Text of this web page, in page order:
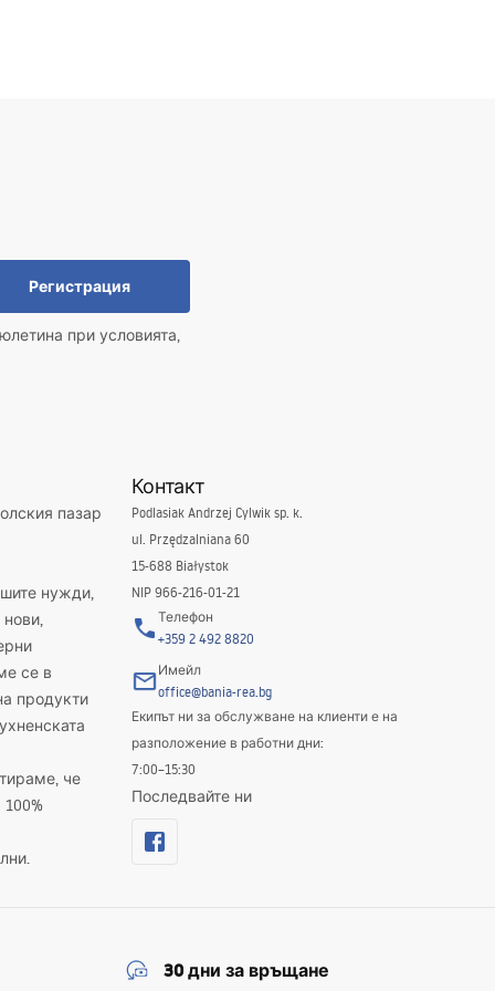
Регистрация
при условията,
пазар
нужди,
се в
продукти
че
Контакт
Podlasiak Andrzej Cylwik sp. k.
ul. Przędzalniana 60
15-688 Białystok
NIP 966-216-01-21
Телефон
+359 2 492 8820
Имейл
office@bania-rea.bg
Екипът ни за обслужване на клиенти е на
разположение в работни дни:
7:00–15:30
Последвайте ни
30 дни за връщане